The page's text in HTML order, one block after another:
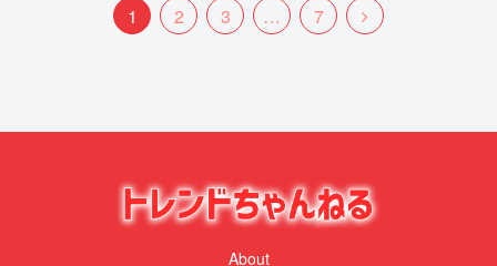
1 2 3 … 7
次
About